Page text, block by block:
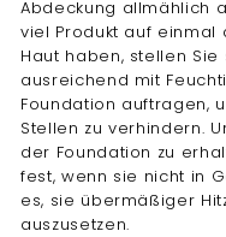
Abdeckung allmählich
viel Produkt auf einmal
Haut haben, stellen
ausreichend mit
Foundation auftragen,
Stellen zu verhindern.
der Foundation zu
fest, wenn sie nicht in
es, sie übermäßiger
auszusetzen.